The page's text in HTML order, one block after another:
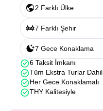
2 Farklı Ülke
7 Farklı Şehir
7 Gece Konaklama
6 Taksit İmkanı
Tüm Ekstra Turlar Dahil
Her Gece Konaklamalı
THY Kalitesiyle